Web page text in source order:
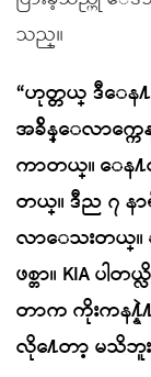
သည္။
“ဟုတ္တယ္ ဒီေန႔
အခ်ိန္ေလာက္ကေန
ကာတယ္။ ေန႔
တယ္။ ဒီည ၇ န
လာေသးတယ္။ ျ
ဖစ္တာ။ KIA ပါ
တာက ကိုးကန႔္နဲ
လို႔ေတာ့ မသိဘူး